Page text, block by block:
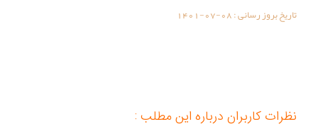
تاریخ بروز رسانی :1401-07-08
نظرات کاربران درباره این مطلب :